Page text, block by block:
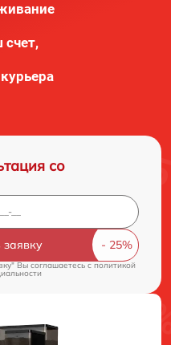
счет,
со
заявку
Вы соглашаетесь cполитикой